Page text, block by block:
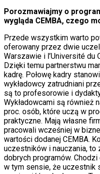
Porozmawiajmy o
wygląda CEMBA, czego
Przede wszystkim warto
oferowany przez dwie
Warszawie i l’Université du
Dzięki temu partnerstwu
kadrę. Połowę kadry
wykładowcy zatrudniani
są to profesorowie i
Wykładowcami są również
proc. osób, które uczą w
praktyczne. Mają własne
pracowali wcześniej w
wartości dodanej CEMBA.
uczestników i nauczania,
dobrych programów.
w tym sensie, że uczestnik